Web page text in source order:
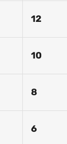
12
10
8
6